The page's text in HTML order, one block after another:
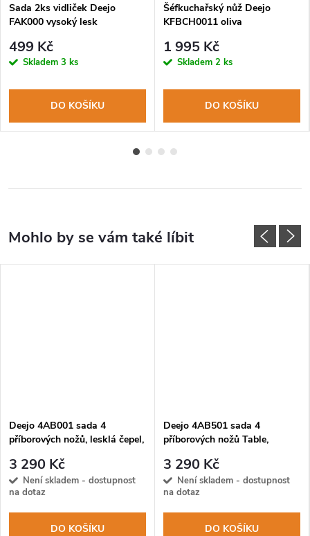
Sada 2ks vidliček Deejo
FAK000 vysoký lesk
499 Kč
Skladem 3 ks
DO KOŠÍKU
Šéfkuchařský nůž Deejo
KFBCH0011 oliva
1 995 Kč
Skladem 2 ks
DO KOŠÍKU
Deejo 4AB001 sada 4
příborových nožů, lesklá čepel,
3 290 Kč
Není skladem - dostupnost
na dotaz
DO KOŠÍKU
Deejo 4AB501 sada 4
příborových nožů Table,
zubaté ostří
3 290 Kč
Není skladem - dostupnost
na dotaz
DO KOŠÍKU